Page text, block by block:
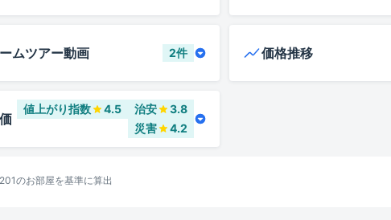
ムツアー動画 2件 価格推移
値上がり指数 4.5 治安
3.8
災害
4.2
201のお部屋を基準に算出